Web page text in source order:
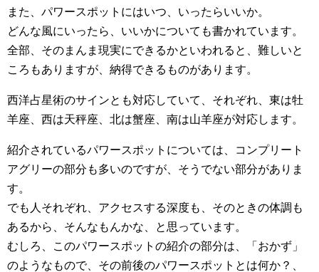
また、パワースポットにはいつ、いったらいいか。
どんな風にいったら、いいかについても書かれています。
全部、そのまんま現実にできるかといわれると、難しいと
ころもありますが、納得できるものがあります。
西洋占星術のサインとも対応していて、それぞれ、東は牡
羊座、西は天秤座、北は蟹座、南は山羊座が対応します。
紹介されているパワースポットについては、コンプリート
アグリーの部分も多いのですが、そうでない部分がありま
す。
でも人それぞれ、アクセスする深度も、そのときの体調も
あるから、そんなもんかな、と思っています。
むしろ、このパワースポットの紹介の部分は、「おかず」
のようなもので、その前後のパワースポットとは何か？、